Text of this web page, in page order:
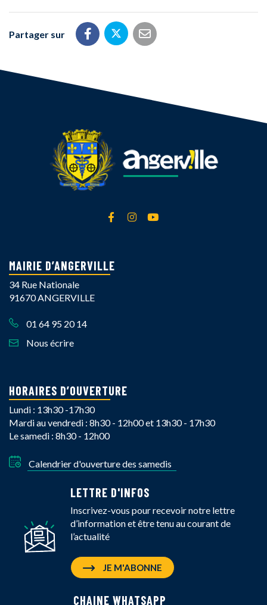
Partager sur Partager sur Facebook
Partager sur Twitter
Partager par email
Lien vers le compte Facebook
Lien vers le compte
MAIRIE D’ANGERVILLE
34 Rue Nationale
91670 ANGERVILLE
01 64 95 20 14
Nous écrire
HORAIRES D’OUVERTURE
Lundi : 13h30 -17h30
Mardi au vendredi : 8h30 - 12h00 et 13h30 - 17h30
Le samedi : 8h30 - 12h00
Calendrier d'ouverture des samedis
LETTRE D'INFOS
Inscrivez-vous pour recevoir notre lettre
d’information et être tenu au courant de
l’actualité
JE M'ABONNE
CHAINE WHATSAPP